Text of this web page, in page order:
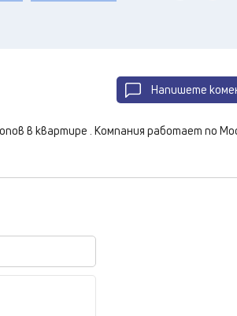
Напишете
в квартире . Компания работает по